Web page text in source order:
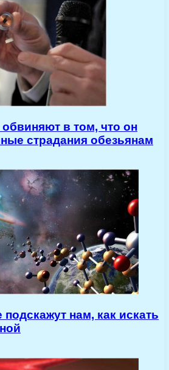
в том, что он
страдания обезьянам
нам, как искать